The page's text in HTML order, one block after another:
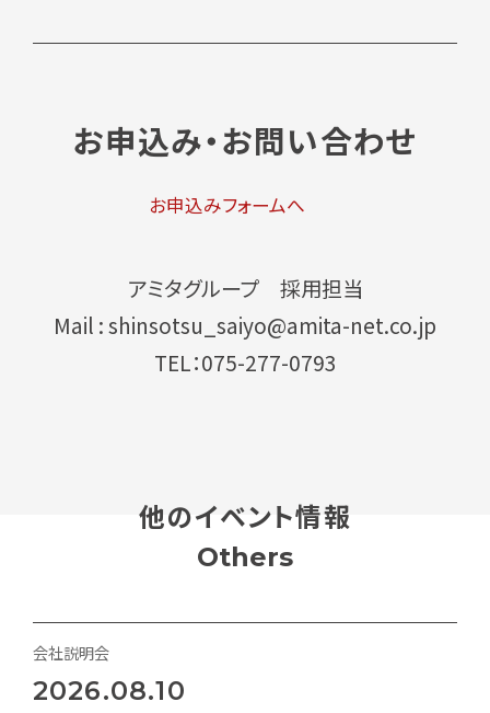
お申込み・お問い合わせ
お申込みフォームへ
アミタグループ 採用担当
Mail : shinsotsu_saiyo@amita-net.co.jp
TEL：075-277-0793
他のイベント情報
Others
2026.08.10
会社説明会